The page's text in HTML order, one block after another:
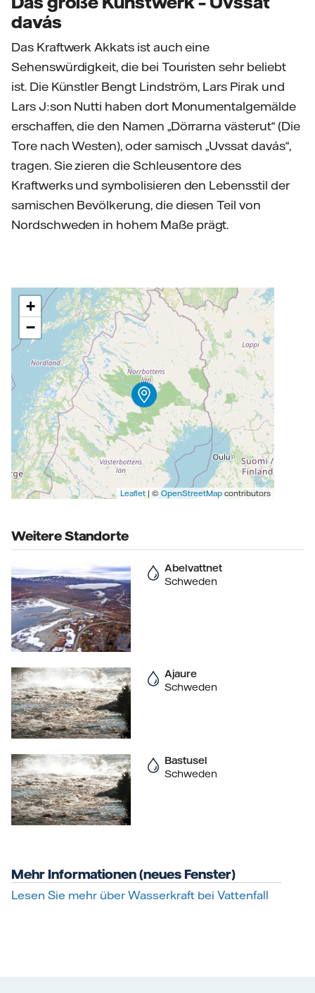
davás
Das Kraftwerk Akkats ist auch eine
Sehenswürdigkeit, die bei Touristen sehr beliebt
ist. Die Künstler Bengt Lindström, Lars Pirak und
Lars J:son Nutti haben dort Monumentalgemälde
erschaffen, die den Namen „Dörrarna västerut“ (Die
Tore nach Westen), oder samisch „Uvssat davás“,
tragen. Sie zieren die Schleusentore des
Kraftwerks und symbolisieren den Lebensstil der
samischen Bevölkerung, die diesen Teil von
Nordschweden in hohem Maße prägt.
+
−
Leaflet | ©OpenStreetMap contributors
Weitere Standorte
Abelvattnet
Schweden
Ajaure
Schweden
Bastusel
Schweden
Mehr Informationen (neues Fenster)
Lesen Sie mehr über Wasserkraft bei Vattenfall